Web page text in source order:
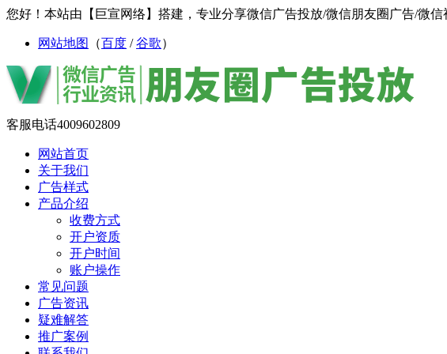
您好！本站由【巨宣网络】搭建，专业分享微信广告投放/微信朋友圈广告/微
网站地图 （百度 /谷歌）
客服电话4009602809
网站首页
关于我们
广告样式
产品介绍
收费方式
开户资质
开户时间
账户操作
常见问题
广告资讯
疑难解答
推广案例